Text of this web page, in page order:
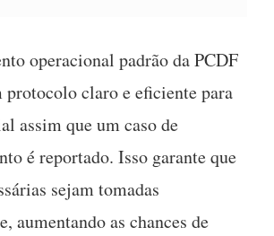
operacional padrão da PCDF
protocolo claro e eficiente para
assim que um caso de
é reportado. Isso garante que
sejam tomadas
aumentando as chances de